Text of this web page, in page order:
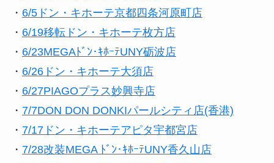
・ 6/5ドン・キホーテ京都四条河原町店
・ 6/19移転ドン・キホーテ枚方店
・ 6/23MEGAﾄﾞﾝ･ｷﾎｰﾃUNY砺波店
・ 6/26ドン・キホーテ大須店
・ 6/27PIAGOプラス妙興寺店
・ 7/7DON DON DONKIパールシティ店(香港)
・ 7/17ドン・キホーテアピタ宇都宮店
・ 7/28改装MEGA ﾄﾞﾝ･ｷﾎｰﾃUNY香久山店